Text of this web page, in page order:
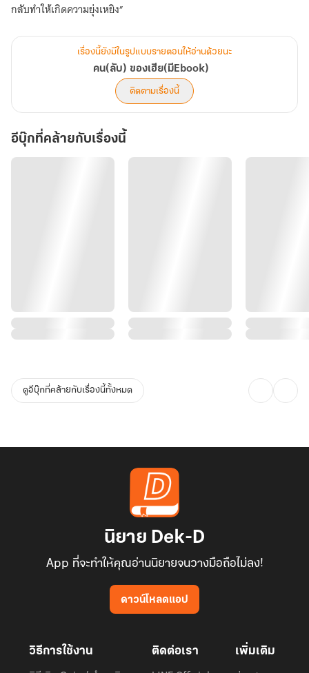
เรื่องนี้ยังมีในรูปแบบรายตอนให้อ่านด้วยนะ
คน(ลับ) ของเฮีย(มีEbook)
ติดตามเรื่องนี้
อีบุ๊กที่คล้ายกับเรื่องนี้
ดูอีบุ๊กที่คล้ายกับเรื่องนี้ทั้งหมด
นิยาย Dek-D
App ที่จะทำให้คุณอ่านนิยายจนวางมือถือไม่ลง!
ดาวน์โหลดแอป
วิธีการใช้งาน ติดต่อเรา เพิ่มเติม